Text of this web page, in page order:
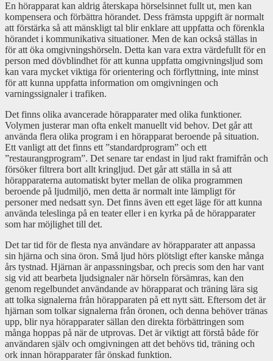
En hörapparat kan aldrig återskapa hörselsinnet fullt ut, men kan
kompensera och förbättra hörandet. Dess främsta uppgift är normalt
att förstärka så att mänskligt tal blir enklare att uppfatta och förenkla
hörandet i kommunikativa situationer. Men de kan också ställas in
för att öka omgivningshörseln. Detta kan vara extra värdefullt för en
person med dövblindhet för att kunna uppfatta omgivningsljud som
kan vara mycket viktiga för orientering och förflyttning, inte minst
för att kunna uppfatta information om omgivningen och
varningssignaler i trafiken.
Det finns olika avancerade hörapparater med olika funktioner.
Volymen justerar man ofta enkelt manuellt vid behov. Det går att
använda flera olika program i en hörapparat beroende på situation.
Ett vanligt att det finns ett ”standardprogram” och ett
”restaurangprogram”. Det senare tar endast in ljud rakt framifrån och
försöker filtrera bort allt kringljud. Det går att ställa in så att
hörapparaterna automatiskt byter mellan de olika programmen
beroende på ljudmiljö, men detta är normalt inte lämpligt för
personer med nedsatt syn. Det finns även ett eget läge för att kunna
använda teleslinga på en teater eller i en kyrka på de hörapparater
som har möjlighet till det.
Det tar tid för de flesta nya användare av hörapparater att anpassa
sin hjärna och sina öron. Små ljud hörs plötsligt efter kanske många
års tystnad. Hjärnan är anpassningsbar, och precis som den har vant
sig vid att bearbeta ljudsignaler när hörseln försämras, kan den
genom regelbundet användande av hörapparat och träning lära sig
att tolka signalerna från hörapparaten på ett nytt sätt. Eftersom det är
hjärnan som tolkar signalerna från öronen, och denna behöver tränas
upp, blir nya hörapparater sällan den direkta förbättringen som
många hoppas på när de utprovas. Det är viktigt att förstå både för
användaren själv och omgivningen att det behövs tid, träning och
ork innan hörapparater får önskad funktion.